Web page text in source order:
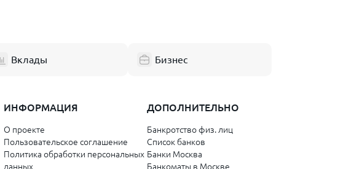
Вклады Бизнес
ИНФОРМАЦИЯ
О проекте
Пользовательское соглашение
Политика обработки персональных
данных
ДОПОЛНИТЕЛЬНО
Банкротство физ. лиц
Список банков
Банки Москва
Банкоматы в Москве